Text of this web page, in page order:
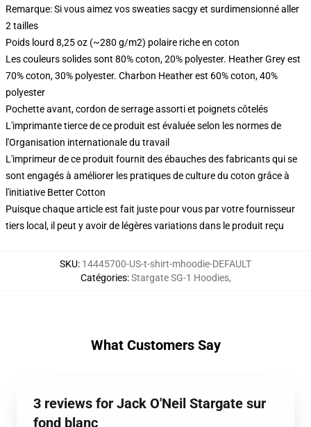
Remarque: Si vous aimez vos sweaties sacgy et surdimensionné aller
2 tailles
Poids lourd 8,25 oz (~280 g/m2) polaire riche en coton
Les couleurs solides sont 80% coton, 20% polyester. Heather Grey est
70% coton, 30% polyester. Charbon Heather est 60% coton, 40%
polyester
Pochette avant, cordon de serrage assorti et poignets côtelés
L'imprimante tierce de ce produit est évaluée selon les normes de
l'Organisation internationale du travail
L'imprimeur de ce produit fournit des ébauches des fabricants qui se
sont engagés à améliorer les pratiques de culture du coton grâce à
l'initiative Better Cotton
Puisque chaque article est fait juste pour vous par votre fournisseur
tiers local, il peut y avoir de légères variations dans le produit reçu
SKU: 14445700-US-t-shirt-mhoodie-DEFAULT
Catégories:Stargate SG-1 Hoodies,
What Customers Say
3 reviews for Jack O'Neil Stargate sur
fond blanc